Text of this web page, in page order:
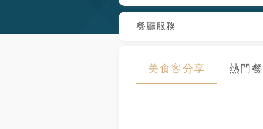
餐廳服務
美食客分享 熱門